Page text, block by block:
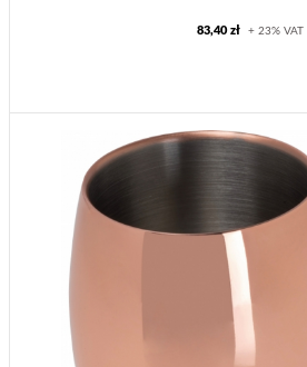
83,40 zł + 23% VAT